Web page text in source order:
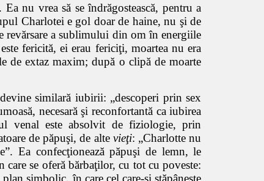
nu vrea să se îndrăgostească, pentru a
Charlotei e gol doar de haine, nu şi de
revărsare a sublimului din om în energiile
fericită, ei erau fericiţi, moartea nu era
de extaz maxim; după o clipă de moarte
similară iubirii: „descoperi prin sex
necesară şi reconfortantă ca iubirea
venal este absolvit de fiziologie, prin
de păpuşi, de alte vieţi: „Charlotte nu
Ea confecţionează păpuşi de lemn, le
se oferă bărbaţilor, cu tot cu poveste:
simbolic, în care cel care-şi stăpâneşte